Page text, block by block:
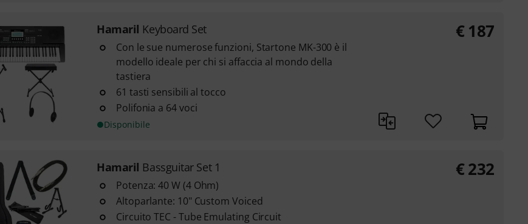
Hamaril Keyboard Set
Con le sue numerose funzioni, Startone MK-300 è il
modello ideale per chi si affaccia al mondo della
tastiera
61 tasti sensibili al tocco
Polifonia a 64 voci
Disponibile
€ 187
Hamaril Bassguitar Set 1
Potenza: 40 W (4 Ohm)
Altoparlante: 10" Custom Voiced
Circuito TEC - Tube Emulating Circuit
€232